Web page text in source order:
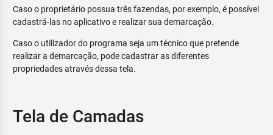
Caso o proprietário possua três fazendas, por exemplo, é possível
cadastrá-las no aplicativo e realizar sua demarcação.
Caso o utilizador do programa seja um técnico que pretende
realizar a demarcação, pode cadastrar as diferentes
propriedades através dessa tela.
Tela de Camadas